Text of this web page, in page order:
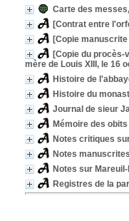
Carte des
[Contrat entre
[Copie
[Copie du procès-
mère de Louis XIII, le 16
Histoire de
Histoire du
Journal de sieur
Mémoire des
Notes critiques
Notes
Notes sur
Registres de la